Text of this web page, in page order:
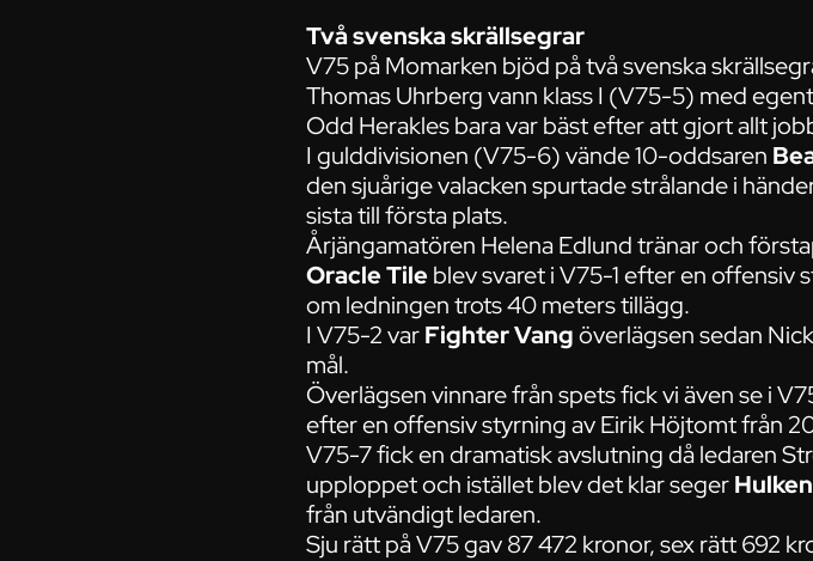
Två svenska skrällsegrar
V75 på Momarken bjöd på två svenska
Thomas Uhrberg vann klass I (V75-5) med
Odd Herakles bara var bäst efter att gjort allt
I gulddivisionen (V75-6) vände 10-oddsaren
den sjuårige valacken spurtade strålande i
sista till första plats.
Årjängamatören Helena Edlund tränar och
Oracle Tile blev svaret i V75-1 efter en offensiv
om ledningen trots 40 meters tillägg.
I V75-2 varFighter Vangöverlägsen sedan
mål.
Överlägsen vinnare från spets fick vi även se i
efter en offensiv styrning av Eirik Höjtomt från
V75-7 fick en dramatisk avslutning då ledaren
upploppet och istället blev det klar seger
från utvändigt ledaren.
Sju rätt på V75 gav 87 472 kronor, sex rätt 692